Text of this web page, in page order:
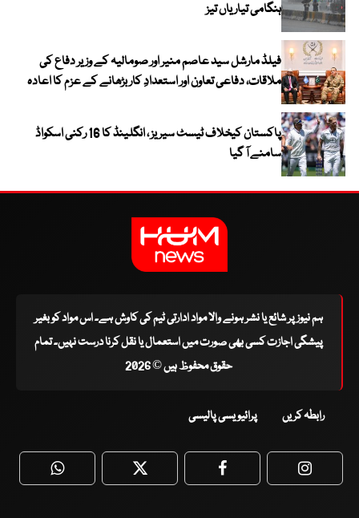
ہنگامی تیاریاں تیز
فیلڈ مارشل سید عاصم منیر اور صومالیہ کے وزیر دفاع کی
ملاقات، دفاعی تعاون اور استعدادِ کار بڑھانے کے عزم کا اعادہ
پاکستان کیخلاف ٹیسٹ سیریز ، انگلینڈ کا 16 رکنی اسکواڈ
سامنے آ گیا
ہم نیوز پر شائع یا نشر ہونے والا مواد ادارتی ٹیم کی کاوش ہے۔ اس مواد کو بغیر
پیشگی اجازت کسی بھی صورت میں استعمال یا نقل کرنا درست نہیں۔ تمام
حقوق محفوظ ہیں © 2026
رابطہ کریں پرائیویسی پالیسی
WhatsApp Twitter Facebook